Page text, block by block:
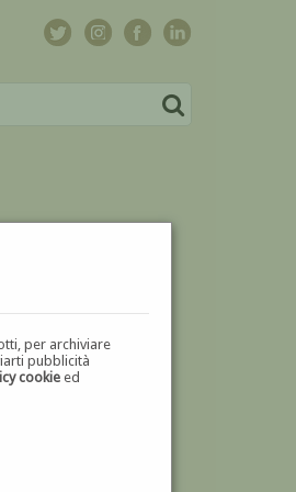
per archiviare
pubblicità
cookie ed